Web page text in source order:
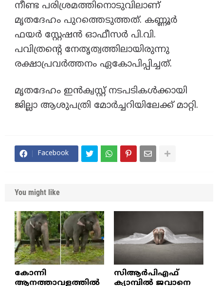
നീണ്ട പരിശ്രമത്തിനൊടുവിലാണ്
മൃതദേഹം പുറത്തെടുത്തത്. കണ്ണൂർ
ഫയർ സ്റ്റേഷൻ ഓഫീസർ പി.വി.
പവിത്രന്റെ നേതൃത്വത്തിലായിരുന്നു
രക്ഷാപ്രവർത്തനം ഏകോപിപ്പിച്ചത്.
​മൃതദേഹം ഇൻക്വസ്റ്റ് നടപടികൾക്കായി
ജില്ലാ ആശുപത്രി മോർച്ചറിയിലേക്ക് മാറ്റി.
Facebook
You might like
കോന്നി
ആനത്താവളത്തിൽ
സിആർപിഎഫ്
ക്യാമ്പിൽ ജവാനെ